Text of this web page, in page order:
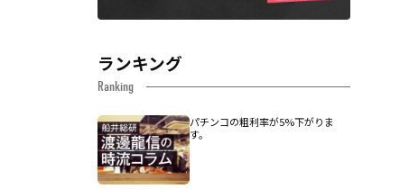
ランキング
Ranking
パチンコの粗利率が5%下がりま
す。